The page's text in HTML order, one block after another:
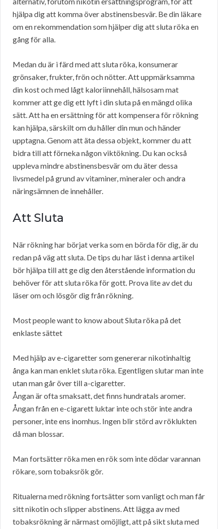
hjälpa dig att komma över abstinensbesvär. Be din läkare
om en rekommendation som hjälper dig att sluta röka en
gång för alla.
Medan du är i färd med att sluta röka, konsumerar
grönsaker, frukter, frön och nötter. Att uppmärksamma
din kost och med lågt kaloriinnehåll, hälsosam mat
kommer att ge dig ett lyft i din sluta på en mängd olika
sätt. Att ha en ersättning för att kompensera för rökning
kan hjälpa, särskilt om du håller din mun och händer
upptagna. Genom att äta dessa objekt, kommer du att
bidra till att förneka någon viktökning. Du kan också
uppleva mindre abstinensbesvär om du äter dessa
livsmedel på grund av vitaminer, mineraler och andra
näringsämnen de innehåller.
Att Sluta
När rökning har börjat verka som en börda för dig, är du
redan på väg att sluta. De tips du har läst i denna artikel
bör hjälpa till att ge dig den återstående information du
behöver för att sluta röka för gott. Prova lite av det du
läser om och lösgör dig från rökning.
Most people want to know about Sluta röka på det
enklaste sättet
Med hjälp av e-cigaretter som genererar nikotinhaltig
ånga kan man enklet sluta röka. Egentligen slutar man inte
utan man går över till a-cigaretter.
Ångan är ofta smaksatt, det finns hundratals aromer.
Ångan från en e-cigarett luktar inte och stör inte andra
personer, inte ens inomhus. Ingen blir störd av röklukten
då man blossar.
Man fortsätter röka men en rök som inte dödar varannan
rökare, som tobaksrök gör.
Ritualerna med rökning fortsätter som vanligt och man får
sitt nikotin och slipper abstinens. Att lägga av med
tobaksrökning är närmast omöjligt, att på sikt sluta med